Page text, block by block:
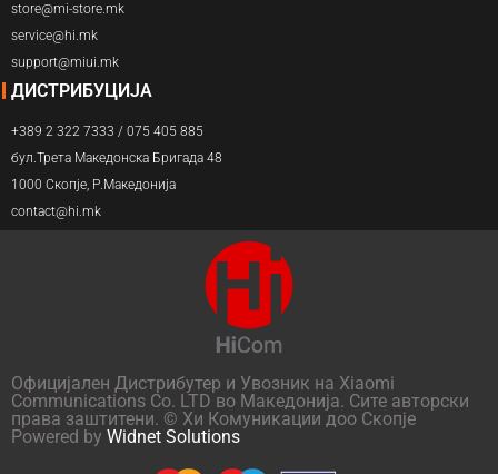
store@mi-store.mk
service@hi.mk
support@miui.mk
ДИСТРИБУЦИЈА
+389 2 322 7333 / 075 405 885
бул.Трета Македонска Бригада 48
1000 Скопје, Р.Македонија
contact@hi.mk
Официјален Дистрибутер и Увозник на Xiaomi
Communications Co. LTD во Македонија. Сите авторски
права заштитени. © Хи Комуникации доо Скопје
Powered by Widnet Solutions